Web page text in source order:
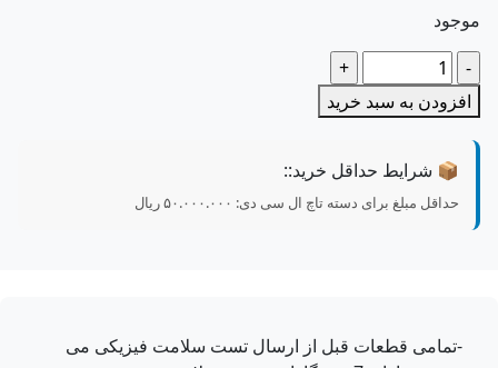
به سبد خرید
📦 شرایط حداقل خرید::
حداقل مبلغ برای دسته تاچ ال سی دی: ۵۰.۰۰۰.۰۰۰ ریال
-تمامی قطعات قبل از ارسال تست سلامت فیزیکی می